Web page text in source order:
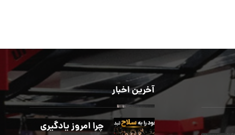
آخرین اخبار
چرا امروز یادگیری